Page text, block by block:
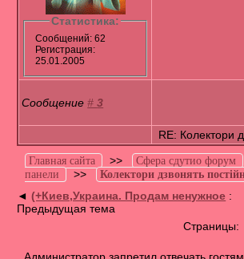
Статистика:
Сообщений: 62
Регистрация:
25.01.2005
Сообщение#3
RE: Колектори
Главная сайта >> Сфера сдутио форум
панели
>> Колектори дзвонять
◄(+Киев,Украина. Продам ненужное :
Предыдущая тема
Страницы: